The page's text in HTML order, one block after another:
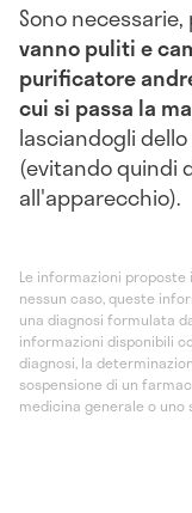
Sono
vanno puliti e
purificatore
cui si passa la
lasciandogli
(evitando quindi
all'apparecchio).
Le informazioni proposte
nessun caso, queste
una diagnosi formulata
informazioni disponibili
diagnosi, la
sospensione di un
medicina generale o uno